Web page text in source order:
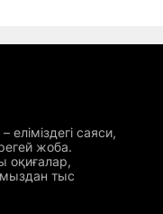
саяси,
жоба.
оқиғалар,
тыс